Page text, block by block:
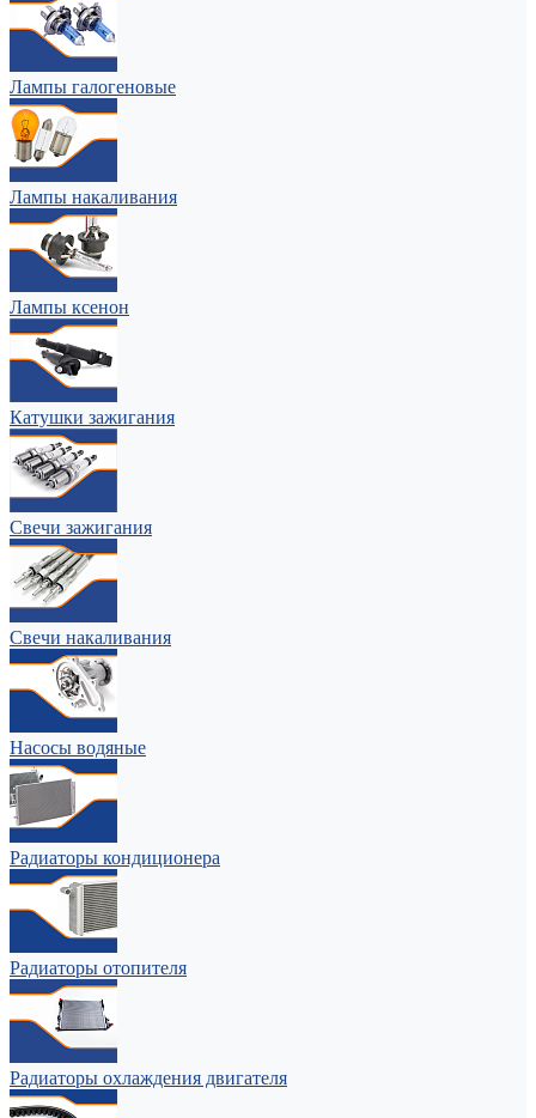
Лампы галогеновые
Лампы накаливания
Лампы ксенон
Катушки зажигания
Свечи зажигания
Свечи накаливания
Насосы водяные
Радиаторы кондиционера
Радиаторы отопителя
Радиаторы охлаждения двигателя